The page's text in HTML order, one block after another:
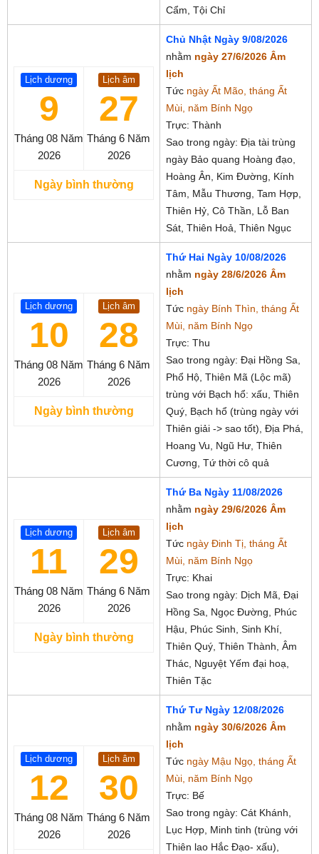
Cẩm, Tội Chỉ
Lịch dương
9
Tháng 08 Năm
2026
Lịch âm
27
Tháng 6 Năm
2026
Ngày bình thường
Chủ Nhật Ngày 9/08/2026
nhằm ngày 27/6/2026 Âm
lịch
Tức ngày Ất Mão, tháng Ất
Mùi, năm Bính Ngọ
Trực: Thành
Sao trong ngày: Địa tài trùng
ngày Bảo quang Hoàng đạo,
Hoàng Ân, Kim Đường, Kính
Tâm, Mẫu Thương, Tam Hợp,
Thiên Hỷ, Cô Thần, Lỗ Ban
Sát, Thiên Hoả, Thiên Ngục
Lịch dương
10
Tháng 08 Năm
2026
Lịch âm
28
Tháng 6 Năm
2026
Ngày bình thường
Thứ Hai Ngày 10/08/2026
nhằm ngày 28/6/2026 Âm
lịch
Tức ngày Bính Thìn, tháng Ất
Mùi, năm Bính Ngọ
Trực: Thu
Sao trong ngày: Đại Hồng Sa,
Phổ Hộ, Thiên Mã (Lộc mã)
trùng với Bạch hổ: xấu, Thiên
Quý, Bạch hổ (trùng ngày với
Thiên giải -> sao tốt), Địa Phá,
Hoang Vu, Ngũ Hư, Thiên
Cương, Tứ thời cô quả
Lịch dương
11
Tháng 08 Năm
2026
Lịch âm
29
Tháng 6 Năm
2026
Ngày bình thường
Thứ Ba Ngày 11/08/2026
nhằm ngày 29/6/2026 Âm
lịch
Tức ngày Đinh Tị, tháng Ất
Mùi, năm Bính Ngọ
Trực: Khai
Sao trong ngày: Dịch Mã, Đại
Hồng Sa, Ngọc Đường, Phúc
Hậu, Phúc Sinh, Sinh Khí,
Thiên Quý, Thiên Thành, Âm
Thác, Nguyệt Yếm đại hoạ,
Thiên Tặc
Lịch dương
12
Tháng 08 Năm
2026
Lịch âm
30
Tháng 6 Năm
2026
Thứ Tư Ngày 12/08/2026
nhằm ngày 30/6/2026 Âm
lịch
Tức ngày Mậu Ngọ, tháng Ất
Mùi, năm Bính Ngọ
Trực: Bế
Sao trong ngày: Cát Khánh,
Lục Hợp, Minh tinh (trùng với
Thiên lao Hắc Đạo- xấu),